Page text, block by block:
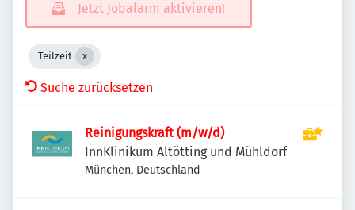
Jetzt Jobalarm aktivieren!
Teilzeit
Suche zurücksetzen
Reinigungskraft (m/w/d)
InnKlinikum Altötting und Mühldorf
München, Deutschland